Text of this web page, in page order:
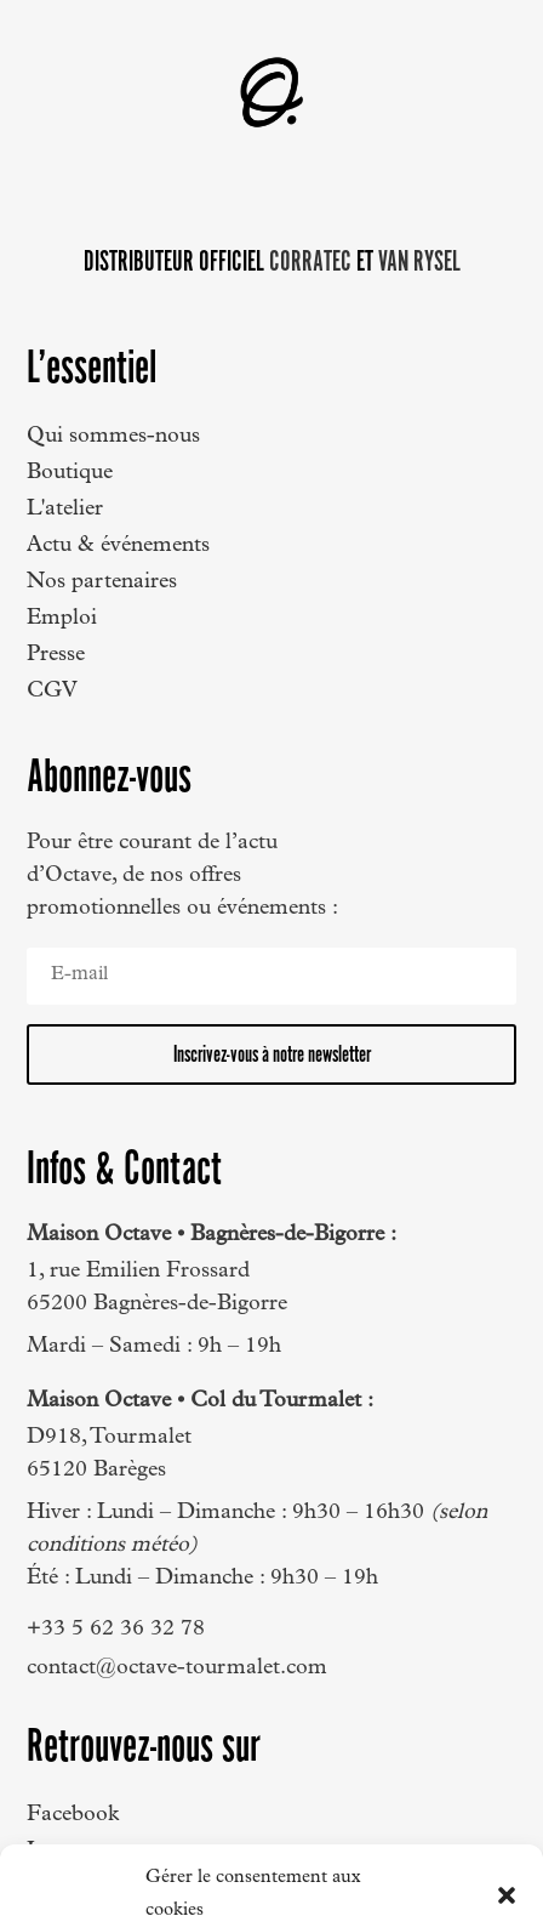
Gérer le consentement aux
cookies
DISTRIBUTEUR OFFICIEL CORRATEC ETVAN RYSEL
L’essentiel
Qui sommes-nous
Boutique
L'atelier
Actu & événements
Nos partenaires
Emploi
Presse
CGV
Abonnez-vous
Pour être courant de l’actu
d’Octave, de nos offres
promotionnelles ou événements :
Inscrivez-vous à notre newsletter
Infos & Contact
Maison Octave • Bagnères-de-Bigorre :
1, rue Emilien Frossard
65200 Bagnères-de-Bigorre
Mardi – Samedi : 9h – 19h
Maison Octave • Col du Tourmalet :
D918, Tourmalet
65120 Barèges
Hiver : Lundi – Dimanche : 9h30 – 16h30 (selon
conditions météo)
Été : Lundi – Dimanche : 9h30 – 19h
+33 5 62 36 32 78
contact@octave-tourmalet.com
Retrouvez-nous sur
Facebook
Instagram